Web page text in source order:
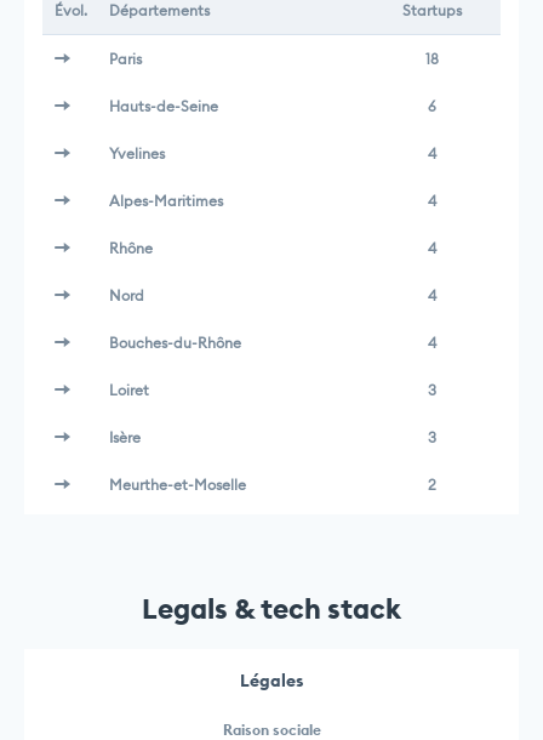
Évol. Départements Startups
Paris 18
Hauts-de-Seine 6
Yvelines 4
Alpes-Maritimes 4
Rhône 4
Nord 4
Bouches-du-Rhône 4
Loiret 3
Isère 3
Meurthe-et-Moselle 2
Legals & tech stack
Légales
Raison sociale